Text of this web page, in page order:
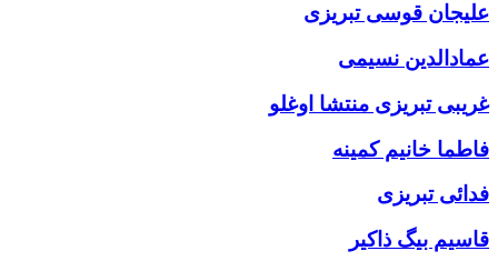
علیجان قوسی تبریزی
عمادالدین نسیمی
غریبی تبریزی منتشا اوغلو
فاطما خانیم کمینه
فدائی تبریزی
قاسیم بیگ ذاکیر